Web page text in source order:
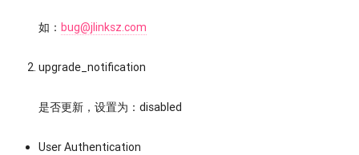
如： bug@jlinksz.com
upgrade_notification
是否更新，设置为：disabled
User Authentication